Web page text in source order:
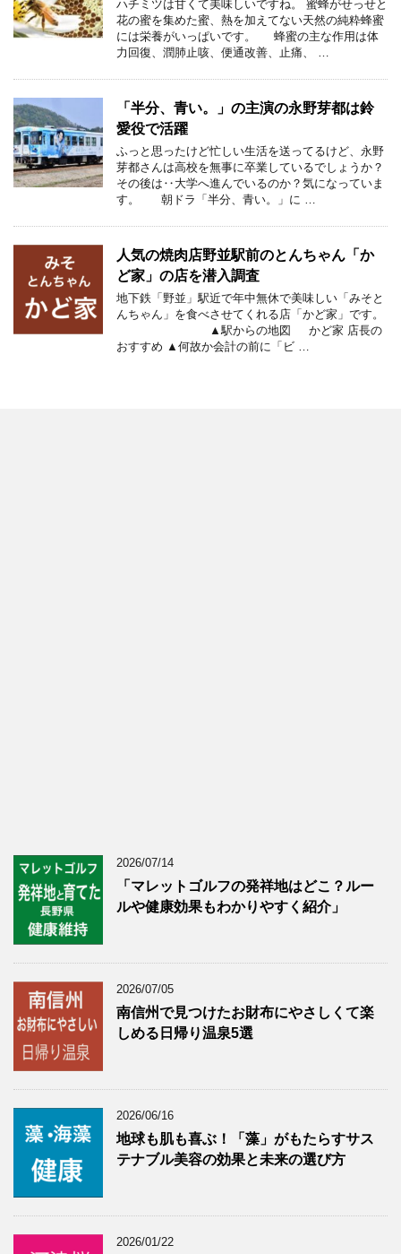
ハチミツは甘くて美味しいですね。 蜜蜂がせっせと
花の蜜を集めた蜜、熱を加えてない天然の純粋蜂蜜
には栄養がいっぱいです。 蜂蜜の主な作用は体
力回復、潤肺止咳、便通改善、止痛、 …
「半分、青い。」の主演の永野芽都は鈴
愛役で活躍
ふっと思ったけど忙しい生活を送ってるけど、永野
芽都さんは高校を無事に卒業しているでしょうか？
その後は‥大学へ進んでいるのか？気になっていま
す。 朝ドラ「半分、青い。」に …
人気の焼肉店野並駅前のとんちゃん「か
ど家」の店を潜入調査
地下鉄「野並」駅近で年中無休で美味しい「みそと
んちゃん」を食べさせてくれる店「かど家」です。
▲駅からの地図 かど家 店長の
おすすめ ▲何故か会計の前に「ビ …
2026/07/14
「マレットゴルフの発祥地はどこ？ルー
ルや健康効果もわかりやすく紹介」
2026/07/05
南信州で見つけたお財布にやさしくて楽
しめる日帰り温泉5選
2026/06/16
地球も肌も喜ぶ！「藻」がもたらすサス
テナブル美容の効果と未来の選び方
2026/01/22